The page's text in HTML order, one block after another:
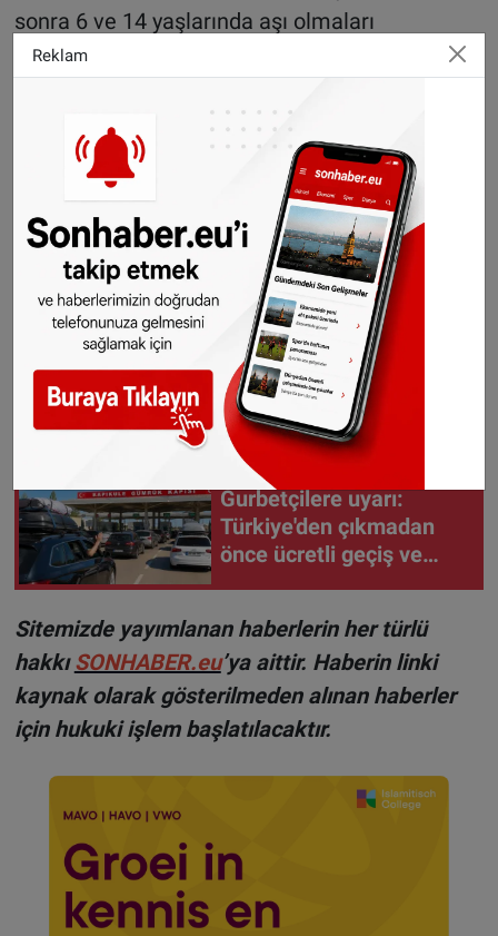
sonra 6 ve 14 yaşlarında aşı olmaları
gerektiğini belirtti. “Yetişkinler de on yılda bir
ücretsiz olduğunu hatırlattı.
Haber: Halil Uygun
©Sonhaber.eu
Haberlerimiziİnstagram hesabımızdan da takip
edebilirsiniz.
WhatsAppta ücretsiz bültenimize abone olun,
Hollanda ve diğer Avrupa ülkeleri gündeminden
seçtiğimiz haberler her gün telefonunuza
gelsin!Abone olmak için tıklayın
Gurbetçilere uyarı:
Türkiye'den çıkmadan
önce ücretli geçiş ve
Sitemizde yayımlanan haberlerin her türlü
hakkıSONHABER.eu’ya aittir. Haberin linki
kaynak olarak gösterilmeden alınan haberler
için hukuki işlem başlatılacaktır.
Reklam